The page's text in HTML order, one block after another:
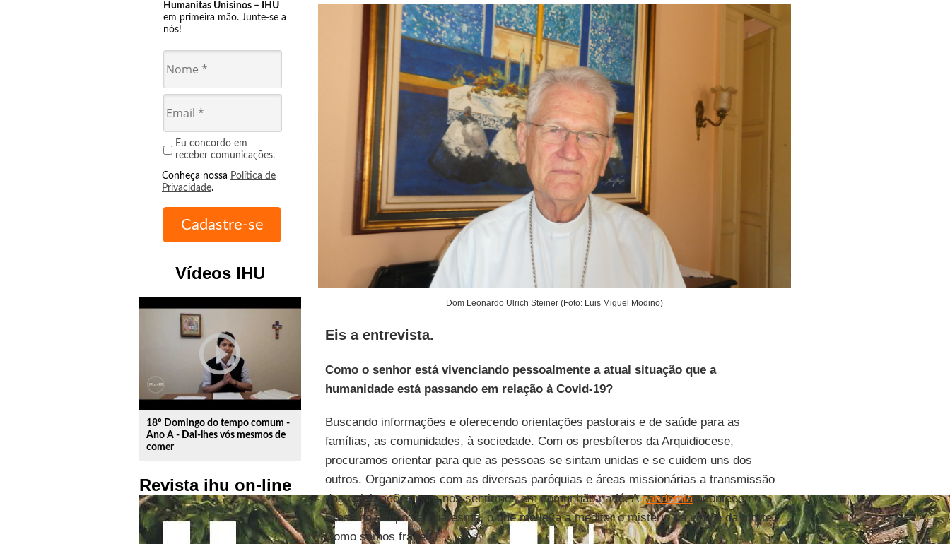
Humanitas Unisinos – IHU
em primeira mão. Junte-se a
nós!
Eu concordo em
receber comunicações.
Conheça nossa Política de
Privacidade.
Vídeos IHU
play_circle_outline
18º Domingo do tempo comum -
Ano A - Dai-lhes vós mesmos de
comer
Revista ihu on-line
Dom Leonardo Ulrich Steiner (Foto: Luis Miguel Modino)
Eis a entrevista.
Como o senhor está vivenciando pessoalmente a atual situação que a
humanidade está passando em relação à Covid-19?
Buscando informações e oferecendo orientações pastorais e de saúde para as
famílias, as comunidades, à sociedade. Com os presbíteros da Arquidiocese,
procuramos orientar para que as pessoas se sintam unidas e se cuidem uns dos
outros. Organizamos com as diversas paróquias e áreas missionárias a transmissão
das celebrações para nos sentirmos em comunhão na fé. Apandemiaacontece no
Brasil no tempo da quaresma, o que me leva a meditar o mistério da vida e da morte.
Como somos frágeis!